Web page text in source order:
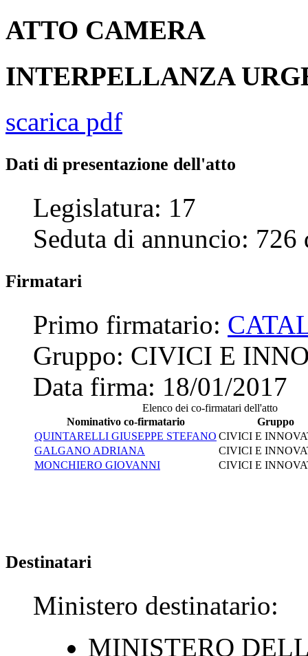
ATTO CAMERA
INTERPELLANZA
scarica pdf
Dati di presentazione dell'atto
Legislatura: 17
Seduta di annuncio: 726
Firmatari
Primo firmatario:
Gruppo: CIVICI E
Data firma: 18/01/2017
Elenco dei co-firmatari dell'atto
Nominativo co-firmatario
Gruppo
QUINTARELLI GIUSEPPE STEFANO CIVICI E
GALGANO ADRIANA
CIVICI E
MONCHIERO GIOVANNI
CIVICI E
Destinatari
Ministero destinatario:
MINISTERO